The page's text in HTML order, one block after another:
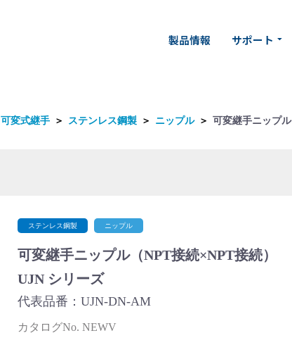
製品情報 サポート arrow_drop_down
可変式継手 ＞ ステンレス鋼製 ＞ ニップル ＞ 可変継手ニップル
ステンレス鋼製 ニップル
可変継手ニップル（NPT接続×NPT接続）
UJN シリーズ
代表品番：UJN-DN-AM
カタログNo. NEWV